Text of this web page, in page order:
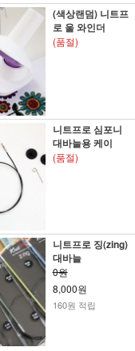
(색상랜덤) 니트프
로 울 와인더
(품절)
니트프로 심포니
대바늘용 케이
(품절)
니트프로 징(zing)
대바늘
0원
8,000원
160원 적립